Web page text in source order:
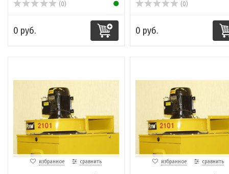
(0)
0 руб.
(0)
0 руб.
избранное сравнить избранное сравнить